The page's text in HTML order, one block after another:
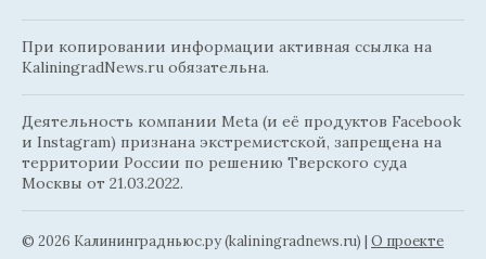
При копировании информации активная ссылка на
KaliningradNews.ru обязательна.
Деятельность компании Meta (и её продуктов Facebook
и Instagram) признана экстремистской, запрещена на
территории России по решению Тверского суда
Москвы от 21.03.2022.
© 2026 Калининградньюc.ру (kaliningradnews.ru) | О проекте